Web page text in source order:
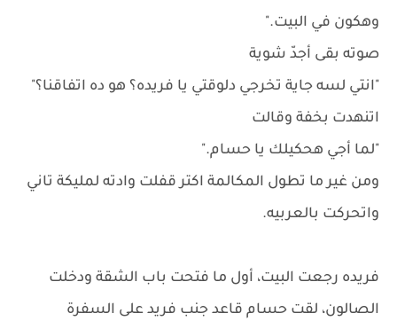
وهكون في البيت."
صوته بقى أجدّ شوية
"انتي لسه جاية تخرجي دلوقتي يا فريده؟ هو ده اتفاقنا؟"
اتنهدت بخفة وقالت
"لما أجي هحكيلك يا حسام."
ومن غير ما تطول المكالمة اكتر قفلت وادته لمليكة تاني
واتحركت بالعربيه.
فريده رجعت البيت، أول ما فتحت باب الشقة ودخلت
الصالون، لقت حسام قاعد جنب فريد على السفرة